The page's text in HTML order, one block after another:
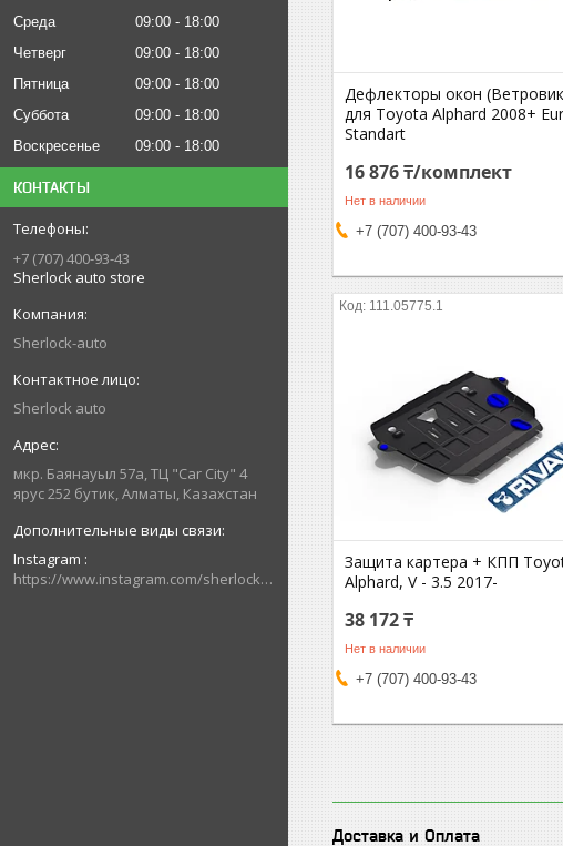
Среда
09:00
18:00
Четверг
09:00
18:00
Пятница
09:00
18:00
Суббота
09:00
18:00
Воскресенье
09:00 18:00
КОНТАКТЫ
+7 (707) 400-93-43
Sherlock auto store
Sherlock-auto
Sherlock auto
мкр. Баянауыл 57а, ТЦ "Car Сity" 4
ярус 252 бутик, Алматы, Казахстан
Instagram
https://www.instagram.com/sherlock_auto_store
Дефлекторы окон
для Toyota Alphard 2008+
Standart
16 876 ₸/комплект
Нет в наличии
+7 (707) 400-93-43
111.05775.1
Защита картера + КПП
Alphard, V - 3.5 2017-
38 172 ₸
Нет в наличии
+7 (707) 400-93-43
Доставка и Оплата